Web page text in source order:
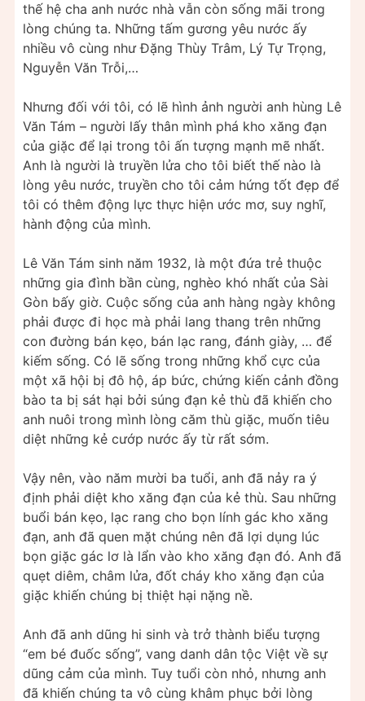
thế hệ cha anh nước nhà vẫn còn sống mãi trong
lòng chúng ta. Những tấm gương yêu nước ấy
nhiều vô cùng như Đặng Thùy Trâm, Lý Tự Trọng,
Nguyễn Văn Trỗi,…
Nhưng đối với tôi, có lẽ hình ảnh người anh hùng Lê
Văn Tám – người lấy thân mình phá kho xăng đạn
của giặc để lại trong tôi ấn tượng mạnh mẽ nhất.
Anh là người là truyền lửa cho tôi biết thế nào là
lòng yêu nước, truyền cho tôi cảm hứng tốt đẹp để
tôi có thêm động lực thực hiện ước mơ, suy nghĩ,
hành động của mình.
Lê Văn Tám sinh năm 1932, là một đứa trẻ thuộc
những gia đình bần cùng, nghèo khó nhất của Sài
Gòn bấy giờ. Cuộc sống của anh hàng ngày không
phải được đi học mà phải lang thang trên những
con đường bán kẹo, bán lạc rang, đánh giày, … để
kiếm sống. Có lẽ sống trong những khổ cực của
một xã hội bị đô hộ, áp bức, chứng kiến cảnh đồng
bào ta bị sát hại bởi súng đạn kẻ thù đã khiến cho
anh nuôi trong mình lòng căm thù giặc, muốn tiêu
diệt những kẻ cướp nước ấy từ rất sớm.
Vậy nên, vào năm mười ba tuổi, anh đã nảy ra ý
định phải diệt kho xăng đạn của kẻ thù. Sau những
buổi bán kẹo, lạc rang cho bọn lính gác kho xăng
đạn, anh đã quen mặt chúng nên đã lợi dụng lúc
bọn giặc gác lơ là lẩn vào kho xăng đạn đó. Anh đã
quẹt diêm, châm lửa, đốt cháy kho xăng đạn của
giặc khiến chúng bị thiệt hại nặng nề.
Anh đã anh dũng hi sinh và trở thành biểu tượng
“em bé đuốc sống”, vang danh dân tộc Việt về sự
dũng cảm của mình. Tuy tuổi còn nhỏ, nhưng anh
đã khiến chúng ta vô cùng khâm phục bởi lòng